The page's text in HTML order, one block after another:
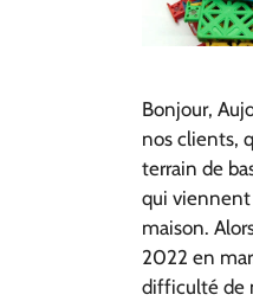
Bonjour,
nos clients,
terrain de
qui viennent
maison.
2022 en
difficulté de